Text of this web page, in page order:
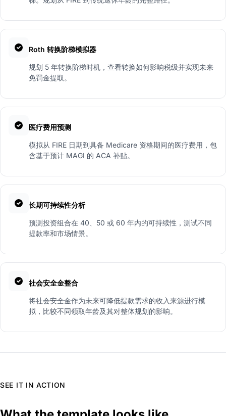
Roth 转换阶梯模拟器
规划 5 年转换阶梯时机，查看转换如何影响税级并实现未来
免罚金提取。
医疗费用预测
模拟从 FIRE 日期到具备 Medicare 资格期间的医疗费用，包
含基于预计 MAGI 的 ACA 补贴。
长期可持续性分析
预测投资组合在 40、50 或 60 年内的可持续性，测试不同
提款率和市场情景。
社会安全金整合
将社会安全金作为未来可降低提款需求的收入来源进行模
拟，比较不同领取年龄及其对整体规划的影响。
SEE IT IN ACTION